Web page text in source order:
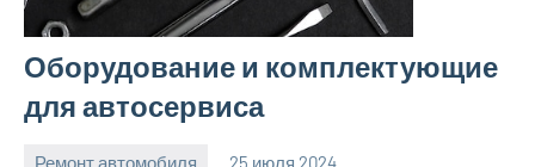
Оборудование и комплектующие
для автосервиса
Ремонт автомобиля 25 июля 2024